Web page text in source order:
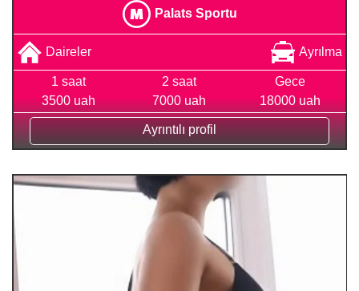
Palats Sportu
Daireler Ayrılma
1 saat
3500 uah
2 saat
7000 uah
Gece
18000 uah
Ayrıntılı profil